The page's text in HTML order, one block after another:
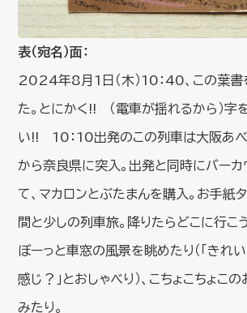
表（宛名）面：
2024年8月1日（木）10：40、この葉書
た。とにかく!! （電車が揺れるから）字
い!! 10：10出発のこの列車は大阪あべ
から奈良県に突入。出発と同時にバーカ
て、マカロンとぶたまんを購入。お手
間と少しの列車旅。降りたらどこに行こ
ぼーっと車窓の風景を眺めたり（「きれい
感じ？」とおしゃべり）、こちょこちょこ
みたり。